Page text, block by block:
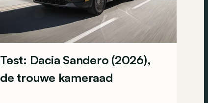
Test: Dacia Sandero (2026),
de trouwe kameraad